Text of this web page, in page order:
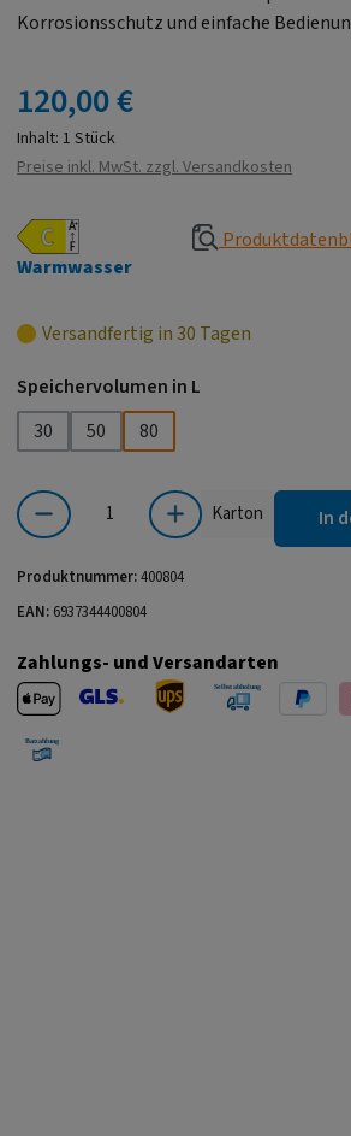
Korrosionsschutz und einfache
Regulärer Preis:
120,00 €
Inhalt:1 Stück
Preise inkl. MwSt. zzgl. Versandkosten
Warmwasser
Versandfertig in 30 Tagen
Speichervolumen in L
30
50 80
Produkt Anzahl: Gib den gewünschten Wert
Karton In
Produktnummer:400804
EAN: 6937344400804
Zahlungs- und Versandarten